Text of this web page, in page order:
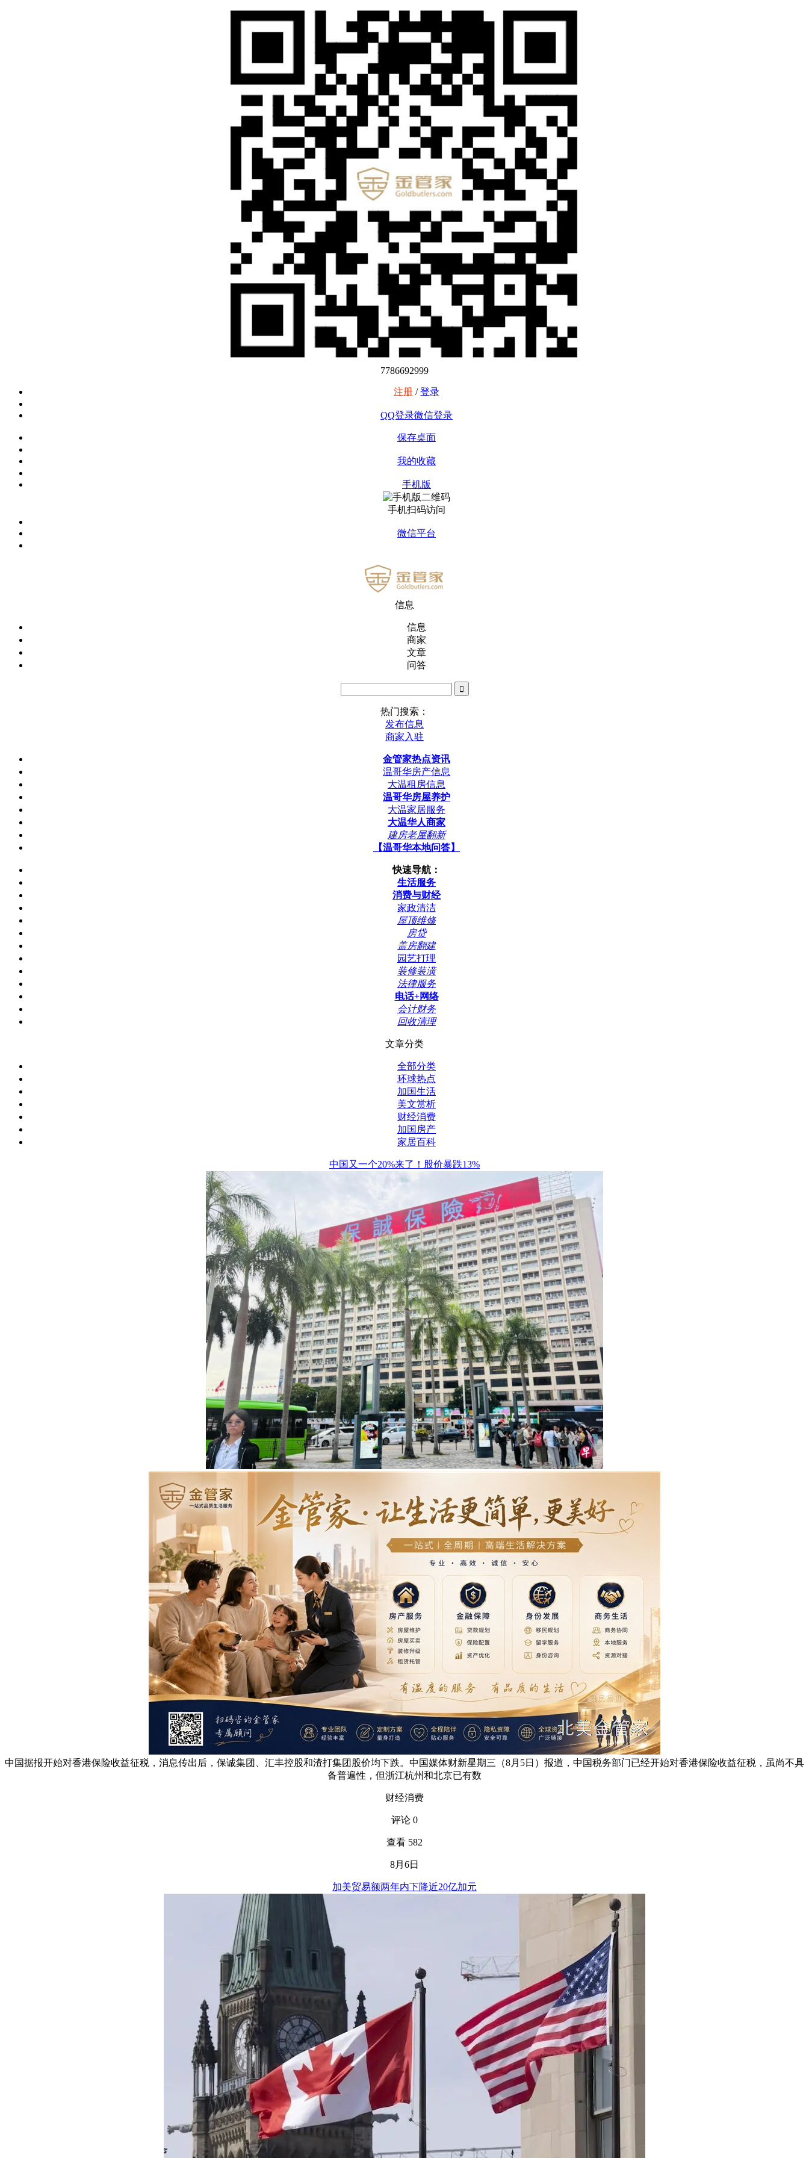
7786692999
注册 /登录
QQ登录微信登录
保存桌面
我的收藏
手机版
手机扫码访问
微信平台
信息
信息
商家
文章
问答
热门搜索：
发布信息
商家入驻
金管家热点资讯
温哥华房产信息
大温租房信息
温哥华房屋养护
大温家居服务
大温华人商家
建房老屋翻新
【温哥华本地问答】
快速导航：
生活服务
消费与财经
家政清洁
屋顶维修
房贷
盖房翻建
园艺打理
装修装潢
法律服务
电话+网络
会计财务
回收清理
文章分类
全部分类
环球热点
加国生活
美文赏析
财经消费
加国房产
家居百科
中国又一个20%来了！股价暴跌13%
中国据报开始对香港保险收益征税，消息传出后，保诚集团、汇丰控股和渣打集团股价均下跌。中国媒体财新星期三（8月5日）报道，中国税务部门已经开始对香港保险收益征税，虽尚不具
备普遍性，但浙江杭州和北京已有数
财经消费
评论 0
查看 582
8月6日
加美贸易额两年内下降近20亿加元